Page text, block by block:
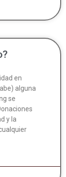
en
alguna
se
y la